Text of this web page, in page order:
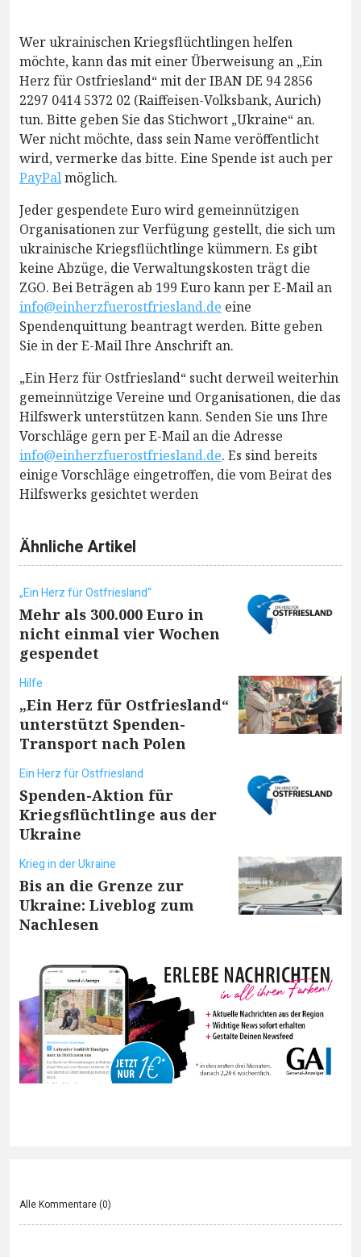
Wer ukrainischen Kriegsflüchtlingen helfen
möchte, kann das mit einer Überweisung an „Ein
Herz für Ostfriesland“ mit der IBAN DE 94 2856
2297 0414 5372 02 (Raiffeisen-Volksbank, Aurich)
tun. Bitte geben Sie das Stichwort „Ukraine“ an.
Wer nicht möchte, dass sein Name veröffentlicht
wird, vermerke das bitte. Eine Spende ist auch per
PayPalmöglich.
Jeder gespendete Euro wird gemeinnützigen
Organisationen zur Verfügung gestellt, die sich um
ukrainische Kriegsflüchtlinge kümmern. Es gibt
keine Abzüge, die Verwaltungskosten trägt die
ZGO. Bei Beträgen ab 199 Euro kann per E-Mail an
info@einherzfuerostfriesland.de eine
Spendenquittung beantragt werden. Bitte geben
Sie in der E-Mail Ihre Anschrift an.
„Ein Herz für Ostfriesland“ sucht derweil weiterhin
gemeinnützige Vereine und Organisationen, die das
Hilfswerk unterstützen kann. Senden Sie uns Ihre
Vorschläge gern per E-Mail an die Adresse
info@einherzfuerostfriesland.de. Es sind bereits
einige Vorschläge eingetroffen, die vom Beirat des
Hilfswerks gesichtet werden
Ähnliche Artikel
„Ein Herz für Ostfriesland“
Mehr als 300.000 Euro in
nicht einmal vier Wochen
gespendet
Hilfe
„Ein Herz für Ostfriesland“
unterstützt Spenden-
Transport nach Polen
Ein Herz für Ostfriesland
Spenden-Aktion für
Kriegsflüchtlinge aus der
Ukraine
Krieg in der Ukraine
Bis an die Grenze zur
Ukraine: Liveblog zum
Nachlesen
Alle Kommentare (0)